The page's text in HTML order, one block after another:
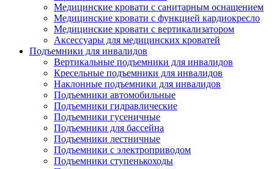
Медицинские кровати с санитарным оснащением
Медицинские кровати с функцией кардиокресло
Медицинские кровати с вертикализатором
Аксессуары для медицинских кроватей
Подъемники для инвалидов
Вертикальные подъемники для инвалидов
Кресельные подъемники для инвалидов
Наклонные подъемники для инвалидов
Подъемники автомобильные
Подъемники гидравлические
Подъемники гусеничные
Подъемники для бассейна
Подъемники лестничные
Подъемники с электроприводом
Подъемники ступенькоходы